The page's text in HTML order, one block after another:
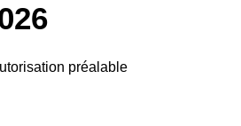
préalable